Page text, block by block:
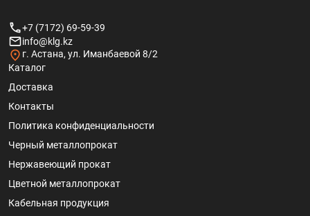
+7 (7172) 69-59-39
info@klg.kz
г. Астана, ул. Иманбаевой 8/2
Каталог
Доставка
Контакты
Политика конфиденциальности
Черный металлопрокат
Нержавеющий прокат
Цветной металлопрокат
Кабельная продукция